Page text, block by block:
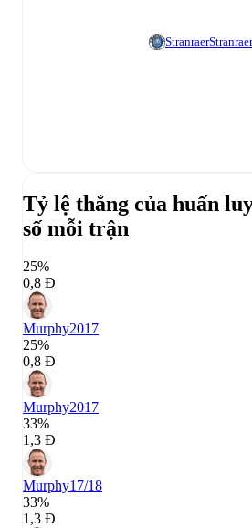
StranraerStranraer
Tỷ lệ thắng của huấn
số mỗi trận
25%
0,8 Đ
Murphy2017
25%
0,8 Đ
Murphy2017
33%
1,3 Đ
Murphy17/18
33%
1,3 Đ